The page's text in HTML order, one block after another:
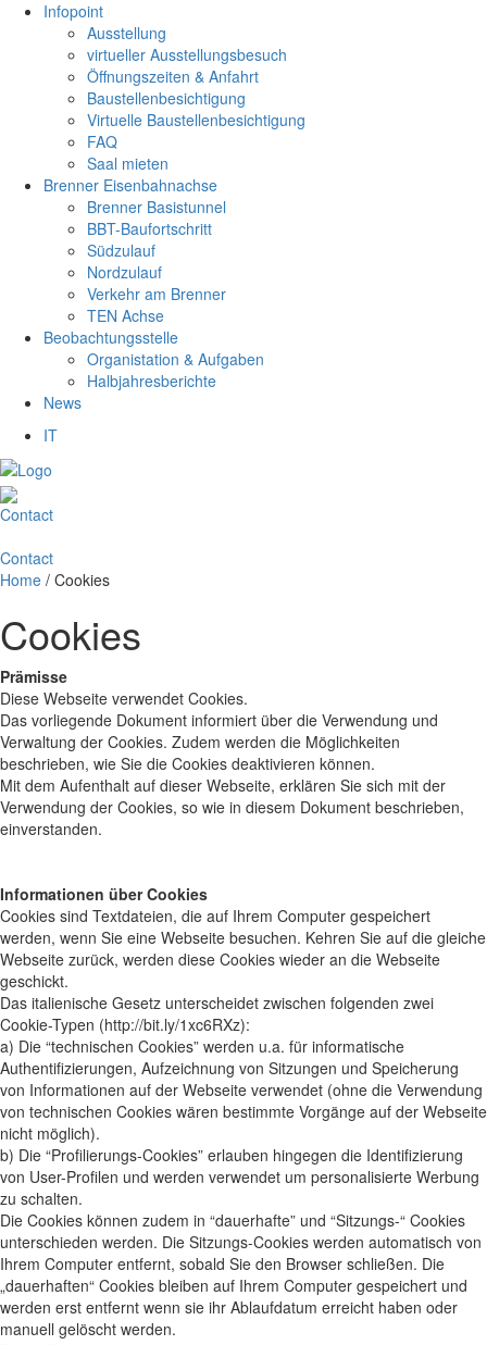
Infopoint
Ausstellung
virtueller Ausstellungsbesuch
Öffnungszeiten & Anfahrt
Baustellenbesichtigung
Virtuelle Baustellenbesichtigung
FAQ
Saal mieten
Brenner Eisenbahnachse
Brenner Basistunnel
BBT-Baufortschritt
Südzulauf
Nordzulauf
Verkehr am Brenner
TEN Achse
Beobachtungsstelle
Organistation & Aufgaben
Halbjahresberichte
News
IT
Contact
Contact
Home / Cookies
Cookies
Prämisse
Diese Webseite verwendet Cookies.
Das vorliegende Dokument informiert über die Verwendung und
Verwaltung der Cookies. Zudem werden die Möglichkeiten
beschrieben, wie Sie die Cookies deaktivieren können.
Mit dem Aufenthalt auf dieser Webseite, erklären Sie sich mit der
Verwendung der Cookies, so wie in diesem Dokument beschrieben,
einverstanden.
Informationen über Cookies
Cookies sind Textdateien, die auf Ihrem Computer gespeichert
werden, wenn Sie eine Webseite besuchen. Kehren Sie auf die gleiche
Webseite zurück, werden diese Cookies wieder an die Webseite
geschickt.
Das italienische Gesetz unterscheidet zwischen folgenden zwei
Cookie-Typen (http://bit.ly/1xc6RXz):
a) Die “technischen Cookies” werden u.a. für informatische
Authentifizierungen, Aufzeichnung von Sitzungen und Speicherung
von Informationen auf der Webseite verwendet (ohne die Verwendung
von technischen Cookies wären bestimmte Vorgänge auf der Webseite
nicht möglich).
b) Die “Profilierungs-Cookies” erlauben hingegen die Identifizierung
von User-Profilen und werden verwendet um personalisierte Werbung
zu schalten.
Die Cookies können zudem in “dauerhafte” und “Sitzungs-“ Cookies
unterschieden werden. Die Sitzungs-Cookies werden automatisch von
Ihrem Computer entfernt, sobald Sie den Browser schließen. Die
„dauerhaften“ Cookies bleiben auf Ihrem Computer gespeichert und
werden erst entfernt wenn sie ihr Ablaufdatum erreicht haben oder
manuell gelöscht werden.